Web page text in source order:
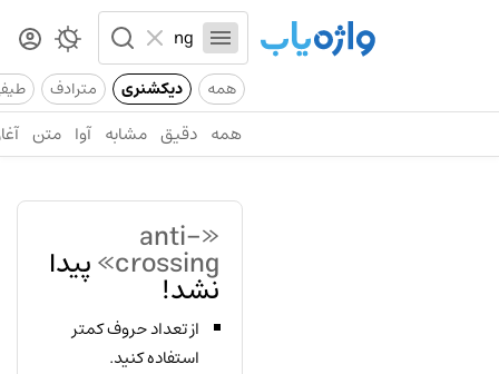
همه دیکشنری مترادف
همه دقیق مشابه آوا متن
«anti-
crossing» پیدا
نشد!
از تعداد حروف کمتر
استفاده کنید.